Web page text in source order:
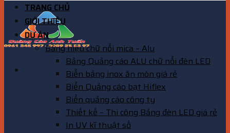
TRANG CHỦ
GIỚI THIỆU
DỰ ÁN
Bảng hiệu chữ nổi mica – Alu
Bảng Quảng cáo ALU chữ nổi đèn LED
Biển bảng inox ăn mòn giá rẻ
Biển Quảng cáo bạt Hiflex
Biển quảng cáo công ty
Thiết kế – Thi công Bảng đèn LED giá rẻ
In UV kĩ thuật số